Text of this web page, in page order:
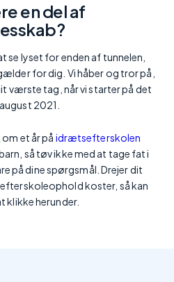
en del af
se lyset for enden af tunnelen,
for dig. Vi håber og tror på,
værste tag, når vi starter på det
2021.
om et år på idrætsefterskolen
så tøv ikke med at tage fat i
på dine spørgsmål. Drejer dit
koster, så kan
klikke herunder.